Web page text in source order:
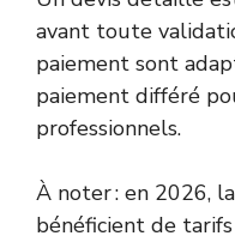
avant toute
paiement sont
paiement différé
professionnels.
À noter : en 2026,
bénéficient de